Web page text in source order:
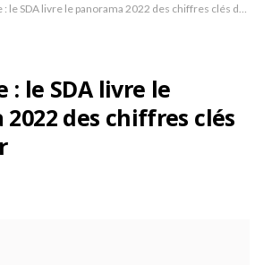
Audiologie : le SDA livre le panorama 2022 des chiffres clés du secteur
: le SDA livre le
des chiffres clés